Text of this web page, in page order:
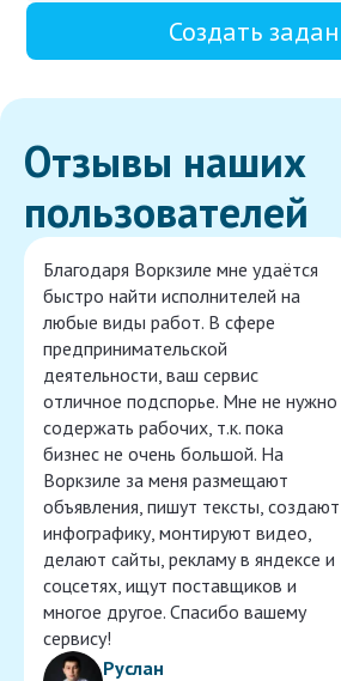
Создать
Отзывы наших
пользователей
Благодаря Воркзиле мне удаётся
быстро найти исполнителей на
любые виды работ. В сфере
предпринимательской
деятельности, ваш сервис
отличное подспорье. Мне не нужно
содержать рабочих, т.к. пока
бизнес не очень большой. На
Воркзиле за меня размещают
объявления, пишут тексты, создают
инфографику, монтируют видео,
делают сайты, рекламу в яндексе и
соцсетях, ищут поставщиков и
многое другое. Спасибо вашему
сервису!
Руслан